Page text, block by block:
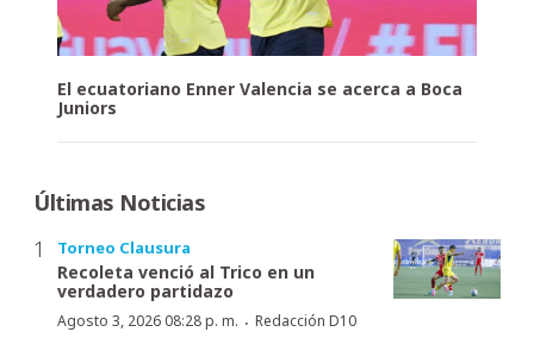
El ecuatoriano Enner Valencia se acerca a Boca
Juniors
Últimas Noticias
Torneo Clausura
Recoleta venció al Trico en un
verdadero partidazo
Agosto 3, 2026 08:28 p. m. · Redacción D10